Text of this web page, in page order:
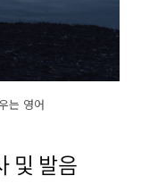
는 영어
및 발음